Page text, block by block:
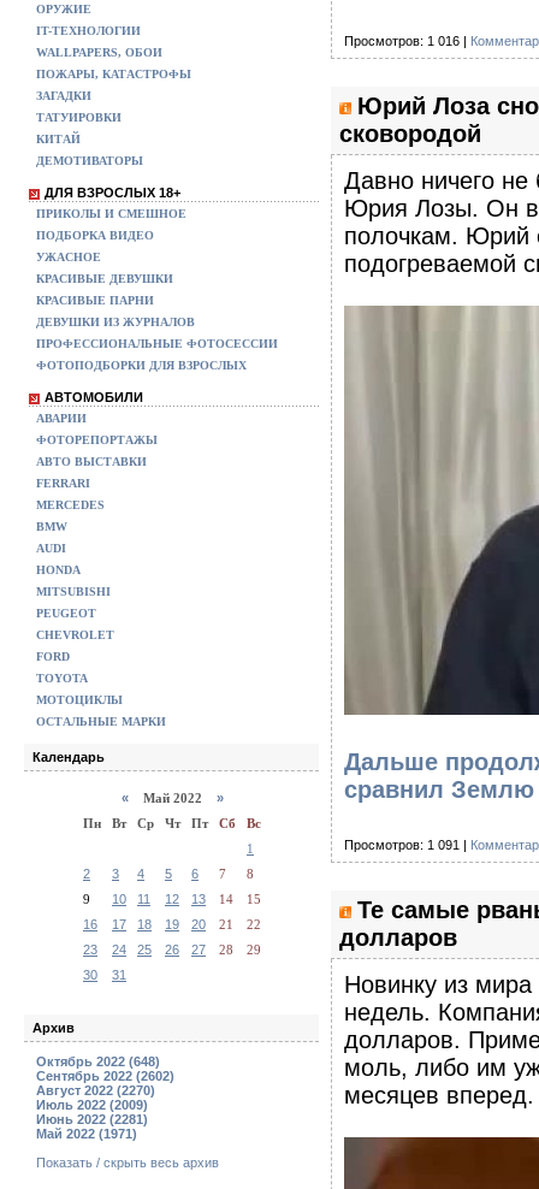
ОРУЖИЕ
IT-ТЕХНОЛОГИИ
WALLPAPERS, ОБОИ
ПОЖАРЫ, КАТАСТРОФЫ
ЗАГАДКИ
ТАТУИРОВКИ
КИТАЙ
ДЕМОТИВАТОРЫ
ДЛЯ ВЗРОСЛЫХ 18+
ПРИКОЛЫ И СМЕШНОЕ
ПОДБОРКА ВИДЕО
УЖАСНОЕ
КРАСИВЫЕ ДЕВУШКИ
КРАСИВЫЕ ПАРНИ
ДЕВУШКИ ИЗ ЖУРНАЛОВ
ПРОФЕССИОНАЛЬНЫЕ ФОТОСЕССИИ
ФОТОПОДБОРКИ ДЛЯ ВЗРОСЛЫХ
АВТОМОБИЛИ
АВАРИИ
ФОТОРЕПОРТАЖЫ
АВТО ВЫСТАВКИ
FERRARI
MERCEDES
BMW
AUDI
HONDA
MITSUBISHI
PEUGEOT
CHEVROLET
FORD
TOYOTA
МОТОЦИКЛЫ
ОСТАЛЬНЫЕ МАРКИ
Календарь
«Май 2022 »
Пн
Вт Ср Чт Пт Сб
Вс
1
2
3 4 5 6 7
8
9
10 11 12 13 14
15
16
17 18 19 20 21
22
23
24 25 26 27 28
29
30
31
Архив
Октябрь 2022 (648)
Сентябрь 2022 (2602)
Август 2022 (2270)
Июль 2022 (2009)
Июнь 2022 (2281)
Май 2022 (1971)
Показать / скрыть весь архив
Просмотров: 1 016 |
Юрий Лоза
сковородой
Давно ничего
Юрия Лозы. Он
полочкам. Юрий
подогреваемой
Дальше
сравнил
Просмотров: 1 091 |
Те самые
долларов
Новинку из
недель.
долларов.
моль, либо им
месяцев вперед.